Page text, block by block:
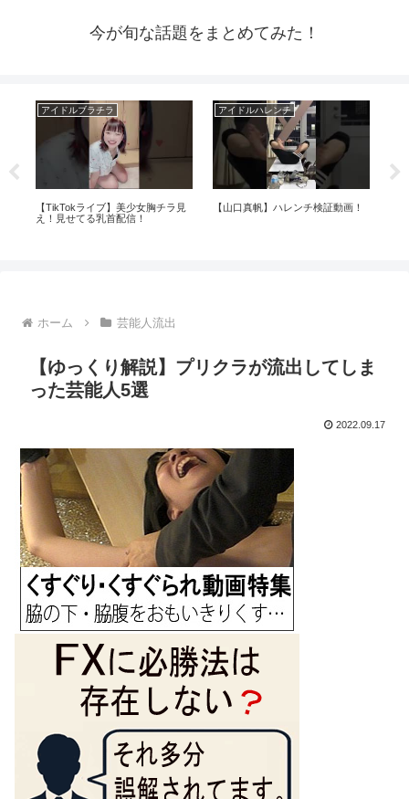
今が旬な話題をまとめてみた！
アイドルブラチラ
【TikTokライブ】美少女胸チラ見
え！見せてる乳首配信！
アイドルハレンチ
【山口真帆】ハレンチ検証動画！
ホーム 芸能人流出
【ゆっくり解説】プリクラが流出してしま
った芸能人5選
2022.09.17